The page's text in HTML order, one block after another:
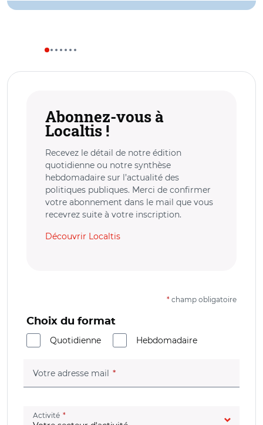
Abonnez-vous à
Localtis !
Recevez le détail de notre édition
quotidienne ou notre synthèse
hebdomadaire sur l’actualité des
politiques publiques. Merci de confirmer
votre abonnement dans le mail que vous
recevrez suite à votre inscription.
Découvrir Localtis
* champ obligatoire
Choix du format
Quotidienne
Hebdomadaire
Votre adresse mail (champ obligatoire)
Activité (champ obligatoire)